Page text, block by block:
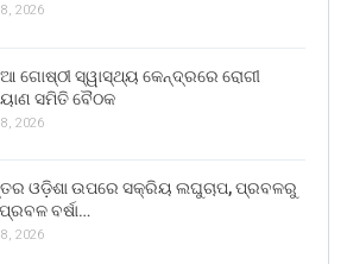
2026
ଗୋଷ୍ଠୀ ସ୍ୱାସ୍ଥ୍ୟ କେନ୍ଦ୍ରରେ ରୋଗୀ
ସମିତି ବୈଠକ
2026
ଓଡ଼ିଶା ଉପରେ ସକ୍ରିୟ ଲଘୁଚାପ, ପ୍ରବଳରୁ
ବର୍ଷା…
2026